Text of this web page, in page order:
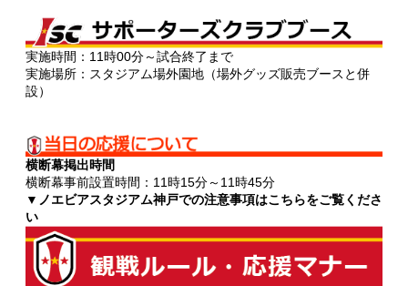
実施時間：11時00分～試合終了まで
実施場所：スタジアム場外園地（場外グッズ販売ブースと併
設）
横断幕掲出時間
横断幕事前設置時間：11時15分～11時45分
▼ノエビアスタジアム神戸での注意事項はこちらをご覧くださ
い